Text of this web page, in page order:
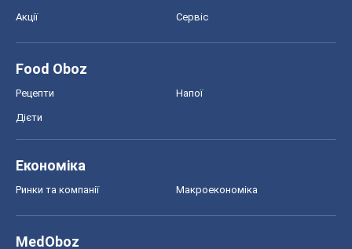
Акції Сервіс
Food Oboz
Рецепти Напої
Дієти
Економіка
Ринки та компанії Макроекономіка
MedOboz